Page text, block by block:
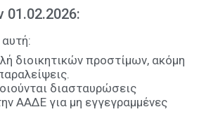
01.02.2026:
διοικητικών προστίμων, ακόμη
διασταυρώσεις
ΑΑΔΕ για μη εγγεγραμμένες